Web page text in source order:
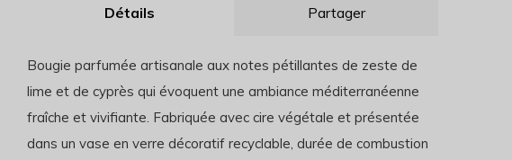
Détails Partager
Bougie parfumée artisanale aux notes pétillantes de zeste de
lime et de cyprès qui évoquent une ambiance méditerranéenne
fraîche et vivifiante. Fabriquée avec cire végétale et présentée
dans un vase en verre décoratif recyclable, durée de combustion